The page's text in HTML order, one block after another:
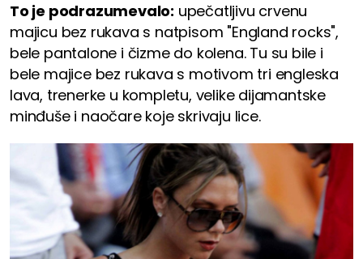
To je podrazumevalo: upečatljivu crvenu
majicu bez rukava s natpisom "England rocks",
bele pantalone i čizme do kolena. Tu su bile i
bele majice bez rukava s motivom tri engleska
lava, trenerke u kompletu, velike dijamantske
minđuše i naočare koje skrivaju lice.